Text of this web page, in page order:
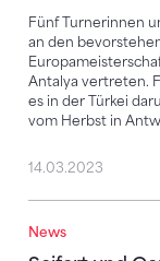
Fünf Turnerinnen
an den
Antalya vertreten.
es in der Türkei
vom Herbst in
14.03.2023
News
Seifert und